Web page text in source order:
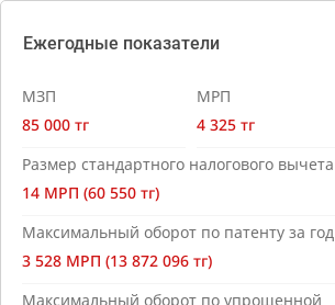
Ежегодные показатели
МЗП
85 000 тг
МРП
4 325 тг
Размер стандартного налогового вычета
14 МРП (60 550 тг)
Максимальный оборот по патенту за год
3 528 МРП (13 872 096 тг)
Максимальный оборот по упрощенной